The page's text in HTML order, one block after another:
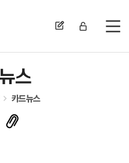
전
스
카드뉴스